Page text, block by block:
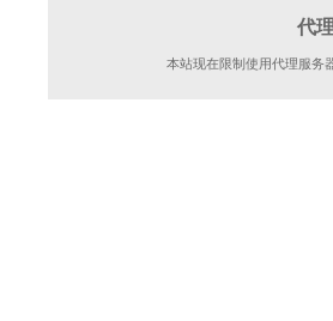
代
本站现在限制使用代理服务